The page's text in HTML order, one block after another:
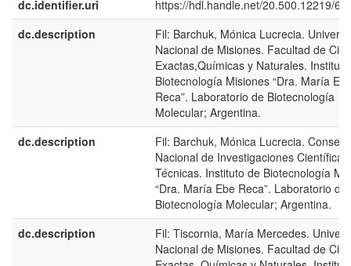
dc.identifier.uri
https://hdl.handle.net/20.500.12219/
dc.description
Fil: Barchuk, Mónica Lucrecia.
Nacional de Misiones. Facultad de
Exactas,Químicas y Naturales.
Biotecnología Misiones “Dra. María
Reca”. Laboratorio de Biotecnología
Molecular; Argentina.
dc.description
Fil: Barchuk, Mónica Lucrecia. Consejo
Nacional de Investigaciones
Técnicas. Instituto de Biotecnología
“Dra. María Ebe Reca”. Laboratorio de
Biotecnología Molecular; Argentina.
dc.description
Fil: Tiscornia, María Mercedes.
Nacional de Misiones. Facultad de